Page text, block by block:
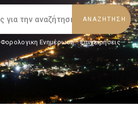
Φορολογικη Ενημέρωση, Επιχειρήσεις